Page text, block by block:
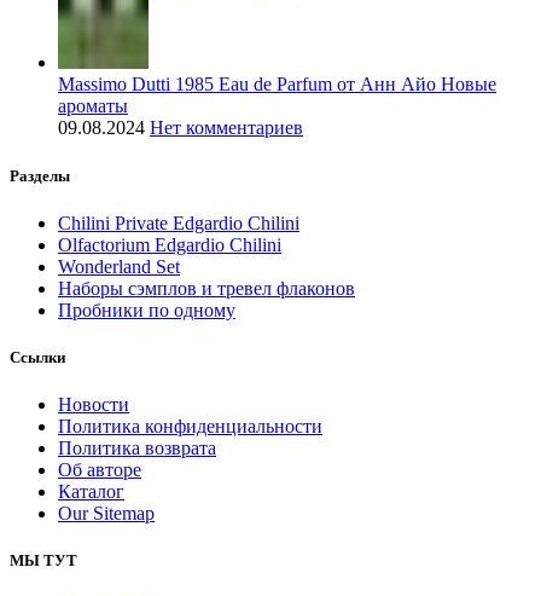
Massimo Dutti 1985 Eau de Parfum от Анн Айо Новые
ароматы
09.08.2024 Нет комментариев
Разделы
Chilini Private Edgardio Chilini
Olfactorium Edgardio Chilini
Wonderland Set
Наборы сэмплов и тревел флаконов
Пробники по одному
Ссылки
Новости
Политика конфиденциальности
Политика возврата
Об авторе
Каталог
Our Sitemap
МЫ ТУТ